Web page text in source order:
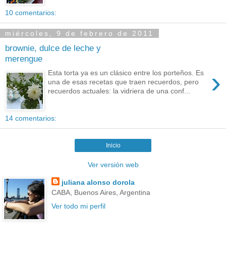
10 comentarios:
miércoles, 9 de febrero de 2011
brownie, dulce de leche y
merengue
›
Esta torta ya es un clásico entre los porteños. Es
una de esas recetas que traen recuerdos, pero
recuerdos actuales: la vidriera de una conf...
14 comentarios:
Inicio
Ver versión web
juliana alonso dorola
CABA, Buenos Aires, Argentina
Ver todo mi perfil